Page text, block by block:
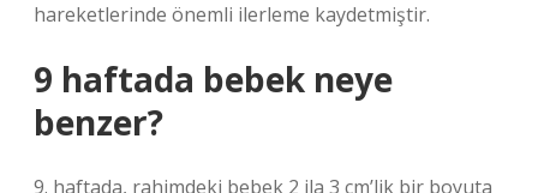
hareketlerinde önemli ilerleme kaydetmiştir.
9 haftada bebek neye
benzer?
9. haftada, rahimdeki bebek 2 ila 3 cm’lik bir boyuta